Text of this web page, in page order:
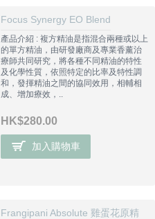
Focus Synergy EO Blend
產品介紹 : 複方精油是指混合兩種或以上
的單方精油，由研發廠商及專業香薰治
療師共同研究，將各種不同精油的特性
及化學性質，依照特定的比率及特性調
和，發揮精油之間的協同效用，相輔相
成、增加療效，..
HK$280.00
加入購物車
Frangipani Absolute 雞蛋花原精